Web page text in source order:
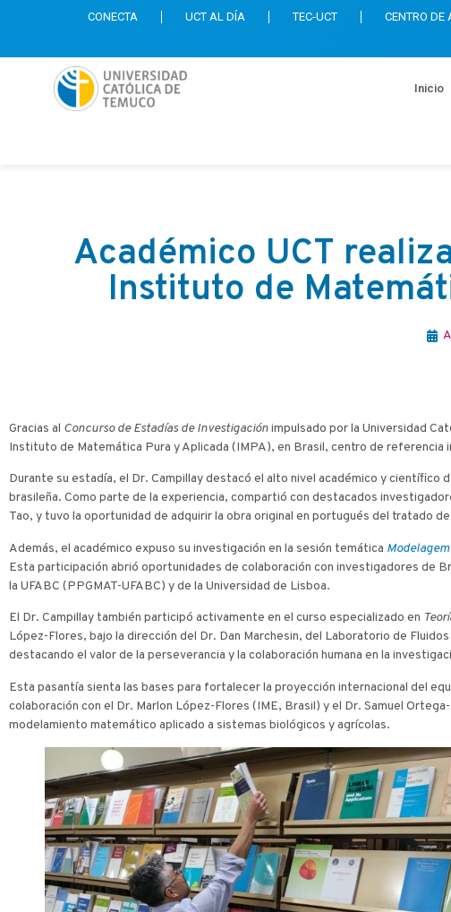
CONECTA UCT AL DÍA TEC-UCT CENTRO DE
Inicio
Académico UCT
Instituto de
Gracias al Concurso de Estadías de Investigaciónimpulsado por la Universidad
Instituto de Matemática Pura y Aplicada (IMPA), en Brasil, centro de referencia
Durante su estadía, el Dr. Campillay destacó el alto nivel académico y
brasileña. Como parte de la experiencia, compartió con destacados
Tao, y tuvo la oportunidad de adquirir la obra original en portugués del tratado
Además, el académico expuso su investigación en la sesión temática
Esta participación abrió oportunidades de colaboración con investigadores de
la UFABC (PPGMAT-UFABC) y de la Universidad de Lisboa.
El Dr. Campillay también participó activamente en el curso especializado en
López-Flores, bajo la dirección del Dr. Dan Marchesin, del Laboratorio de
destacando el valor de la perseverancia y la colaboración humana en la
Esta pasantía sienta las bases para fortalecer la proyección internacional del
colaboración con el Dr. Marlon López-Flores (IME, Brasil) y el Dr. Samuel
modelamiento matemático aplicado a sistemas biológicos y agrícolas.